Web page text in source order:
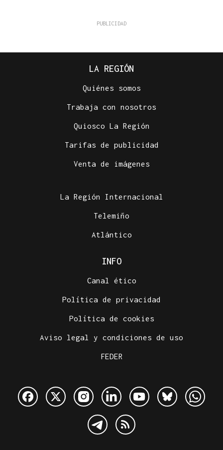
LA REGIÓN
Quiénes somos
Trabaja con nosotros
Quiosco La Región
Tarifas de publicidad
Venta de imágenes
La Región Internacional
Telemiño
Atlántico
INFO
Canal ético
Política de privacidad
Política de cookies
Aviso legal y condiciones de uso
FEDER